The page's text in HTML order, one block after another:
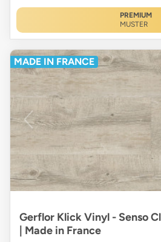
PREMIUM
MUSTER
MADE IN FRANCE
Gerflor Klick Vinyl - Senso
| Made in France